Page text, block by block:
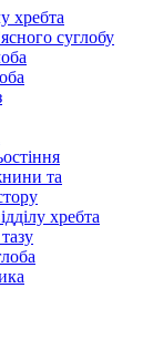
хребта
суглобу
та
хребта